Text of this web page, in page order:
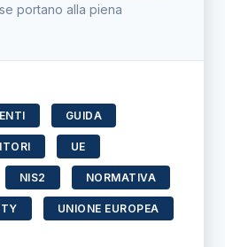
portano alla piena
GUIDA
UE
NIS2 NORMATIVA
UNIONE EUROPEA